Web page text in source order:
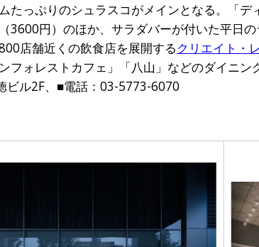
たっぷりのシュラスコがメインとなる。「
3600円）のほか、サラダバーが付いた平日
店舗近くの飲食店を展開するクリエイト・
フォレストカフェ」「八山」などのダイニ
ビル2F、■電話：03-5773-6070